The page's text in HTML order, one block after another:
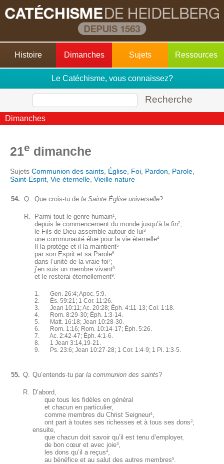
Histoire Dimanches Sujets Ressources
Le Catéchisme, vous connaissez?
Recherche
Dimanches
21e dimanche
Sujets Communion des saints Église Foi Pardon Parole
Saint-Esprit Vie éternelle Vieille nature
54. Q. Que crois-tu de la Sainte Église universelle?
R. Parmi tout le genre humain1
depuis le commencement du monde jusqu’à la fin2
le Fils de Dieu assemble autour de lui3
une communauté élue pour la vie éternelle4
Il la protège et il la maintient5
par son Esprit et sa Parole6
dans l’unité de la vraie foi7;
j’en suis un membre vivant8
et le resterai éternellement9
1. Gen. 26:4; Apoc. 5:9.
2. És. 59:21; 1 Cor. 11:26.
3. Jean 10:11; Ac. 20:28; Éph. 4:11-13; Col. 1:18.
4. Rom. 8:29-30; Éph. 1:3-14.
5. Matt. 16:18; Jean 10:28-30.
6. Rom. 1:16; Rom. 10:14-17; Éph. 5:26.
7. Ac. 2:42-47; Éph. 4:1-6.
8. 1 Jean 3:14,19-21.
9. Ps. 23:6; Jean 10:27-28; 1 Cor. 1:4-9; 1 Pi. 1:3-5.
55. Q. Qu’entends-tu par la communion des saints?
R.
D’abord,
que tous les fidèles en général
et chacun en particulier,
comme membres du Christ Seigneur1
ont part à toutes ses richesses et à tous ses dons2;
ensuite,
que chacun doit savoir qu’il est tenu d’employer,
de bon cœur et avec joie3
les dons qu’il a reçus4
au bénéfice et au salut des autres membres5